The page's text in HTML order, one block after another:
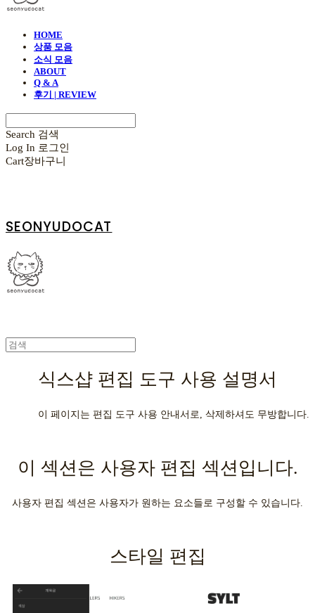
HOME
상품 모음
소식 모음
ABOUT
Q & A
후기 | REVIEW
Search 검색
Log In 로그인
Cart장바구니
SEONYUDOCAT
식스샵 편집 도구 사용 설명서
이 페이지는 편집 도구 사용 안내서로, 삭제하셔도 무방합니다.
이 섹션은 사용자 편집 섹션입니다.
사용자 편집 섹션은 사용자가 원하는 요소들로 구성할 수 있습니다.
스타일 편집